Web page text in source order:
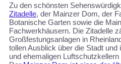
Zu den schönsten
Zitadelle, der Mainzer Dom, der
Botanische Garten sowie die
Fachwerkhäusern. Die Zitadelle
Großfestungsanlagen in
tollen Ausblick über die Stadt
und ehemaligen